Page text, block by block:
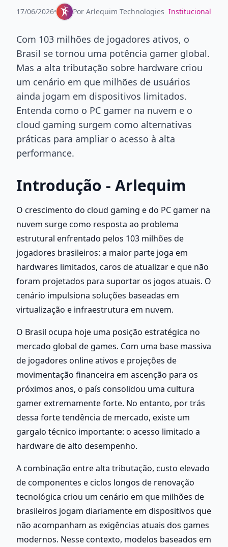
17/06/2026• Por Arlequim Technologies Institucional
Com 103 milhões de jogadores ativos, o
Brasil se tornou uma potência gamer global.
Mas a alta tributação sobre hardware criou
um cenário em que milhões de usuários
ainda jogam em dispositivos limitados.
Entenda como o PC gamer na nuvem e o
cloud gaming surgem como alternativas
práticas para ampliar o acesso à alta
performance.
Introdução - Arlequim
O crescimento do cloud gaming e do PC gamer na
nuvem surge como resposta ao problema
estrutural enfrentado pelos 103 milhões de
jogadores brasileiros: a maior parte joga em
hardwares limitados, caros de atualizar e que não
foram projetados para suportar os jogos atuais. O
cenário impulsiona soluções baseadas em
virtualização e infraestrutura em nuvem.
O Brasil ocupa hoje uma posição estratégica no
mercado global de games. Com uma base massiva
de jogadores online ativos e projeções de
movimentação financeira em ascenção para os
próximos anos, o país consolidou uma cultura
gamer extremamente forte. No entanto, por trás
dessa forte tendência de mercado, existe um
gargalo técnico importante: o acesso limitado a
hardware de alto desempenho.
A combinação entre alta tributação, custo elevado
de componentes e ciclos longos de renovação
tecnológica criou um cenário em que milhões de
brasileiros jogam diariamente em dispositivos que
não acompanham as exigências atuais dos games
modernos. Nesse contexto, modelos baseados em